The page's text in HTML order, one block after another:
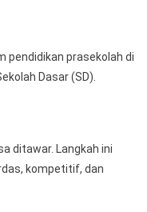
pendidikan prasekolah di
Dasar (SD).
ditawar. Langkah ini
kompetitif, dan